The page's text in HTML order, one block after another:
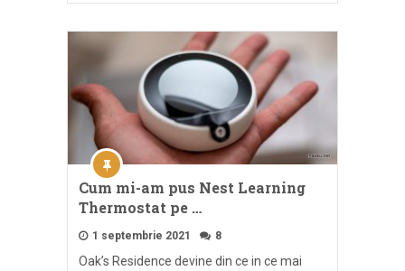
Cum mi-am pus Nest Learning
Thermostat pe …
1 septembrie 2021 8
Oak’s Residence devine din ce in ce mai